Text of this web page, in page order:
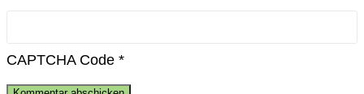
CAPTCHA Code *